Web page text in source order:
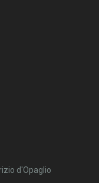
d'Opaglio